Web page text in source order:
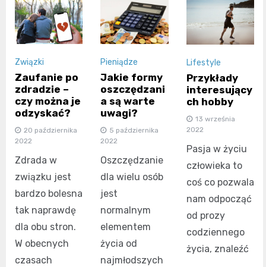
Związki
Zaufanie po
zdradzie –
czy można je
odzyskać?
20 października
2022
Zdrada w
związku jest
bardzo bolesna
tak naprawdę
dla obu stron.
W obecnych
czasach
Pieniądze
Jakie formy
oszczędzani
a są warte
uwagi?
5 października
2022
Oszczędzanie
dla wielu osób
jest
normalnym
elementem
życia od
najmłodszych
Lifestyle
Przykłady
interesujący
ch hobby
13 września
2022
Pasja w życiu
człowieka to
coś co pozwala
nam odpocząć
od prozy
codziennego
życia, znaleźć